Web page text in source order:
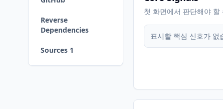
Reverse
Dependencies
Sources 1
첫 화면에서 판단해야
표시할 핵심 신호가 없